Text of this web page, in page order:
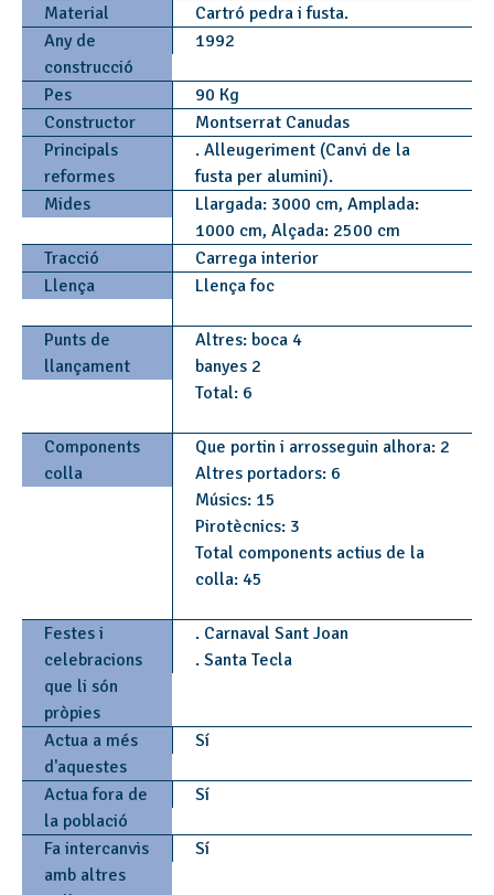
Material
Cartró pedra i fusta.
Any de
construcció
1992
Pes
90 Kg
Constructor
Montserrat Canudas
Principals
reformes
. Alleugeriment (Canvi de la
fusta per alumini).
Mides
Llargada: 3000 cm, Amplada:
1000 cm, Alçada: 2500 cm
Tracció
Carrega interior
Llença
Llença foc
Punts de
llançament
Altres: boca 4
banyes 2
Total: 6
Components
colla
Que portin i arrosseguin alhora: 2
Altres portadors: 6
Músics: 15
Pirotècnics: 3
Total components actius de la
colla: 45
Festes i
celebracions
que li són
pròpies
. Carnaval Sant Joan
. Santa Tecla
Actua a més
d'aquestes
Sí
Actua fora de
la població
Sí
Fa intercanvis
amb altres
Sí